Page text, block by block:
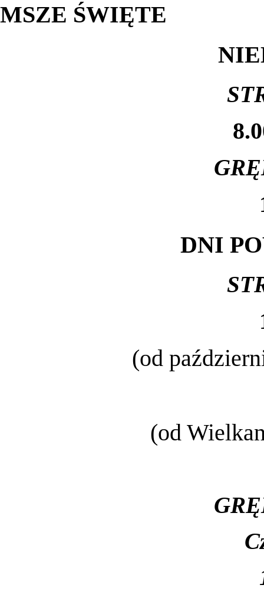
MSZE ŚWIĘTE
DNI
(od
(od